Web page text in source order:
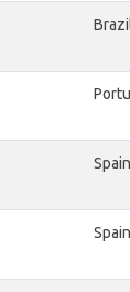
Spain
Spain